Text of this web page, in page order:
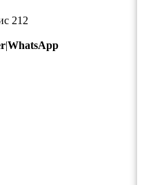
212
|WhatsApp